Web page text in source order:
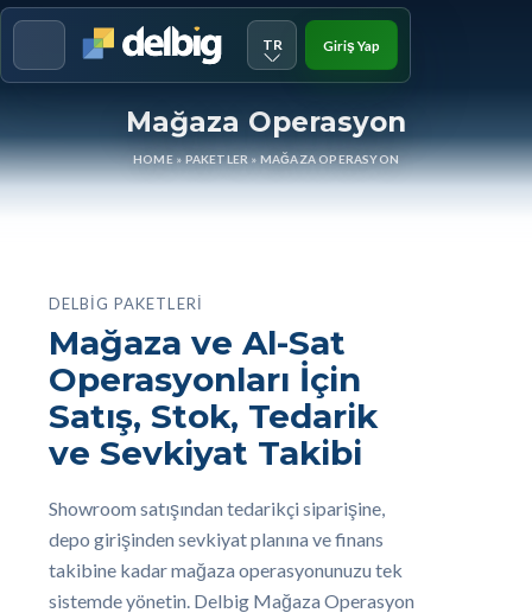
TR Giriş Yap
Mağaza Operasyon
HOME»PAKETLER»MAĞAZA OPERASYON
DELBIG PAKETLERI
Mağaza ve Al-Sat
Operasyonları İçin
Satış, Stok, Tedarik
ve Sevkiyat Takibi
Showroom satışından tedarikçi siparişine,
depo girişinden sevkiyat planına ve finans
takibine kadar mağaza operasyonunuzu tek
sistemde yönetin. Delbig Mağaza Operasyon